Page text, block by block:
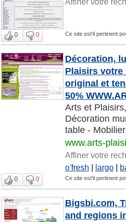
0 0 Ce site est'il pertinent
Décoration,
Plaisirs votre
original et
50%
Arts et
Décoration
table -
www.arts-
Affiner votre
o'fresh | largo |
0 0 Ce site est'il pertinent
Bigsbi.com,
and regions